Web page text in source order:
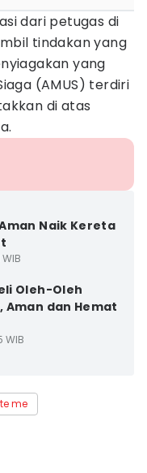
dari petugas di
tindakan yang
yang
(AMUS) terdiri
di atas
Naik Kereta
Oleh-Oleh
Aman dan Hemat
WIB
me